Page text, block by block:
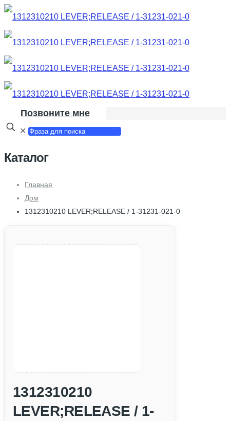
Позвоните мне
✕
Каталог
Главная
Дом
1312310210 LEVER;RELEASE / 1-31231-021-0
1312310210
LEVER;RELEASE / 1-